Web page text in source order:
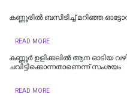
കണ്ണൂരില്‍ ബസിടിച്ച് മറിഞ്ഞ
READ MORE
കണ്ണൂർ ഉളിക്കലിൽ ആന ഓടിയ
ചവിട്ടിക്കൊന്നതാണെന്ന് സംശയം
READ MORE